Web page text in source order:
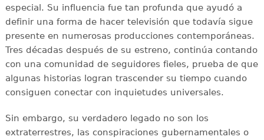
especial. Su influencia fue tan profunda que ayudó a
definir una forma de hacer televisión que todavía sigue
presente en numerosas producciones contemporáneas.
Tres décadas después de su estreno, continúa contando
con una comunidad de seguidores fieles, prueba de que
algunas historias logran trascender su tiempo cuando
consiguen conectar con inquietudes universales.
Sin embargo, su verdadero legado no son los
extraterrestres, las conspiraciones gubernamentales o